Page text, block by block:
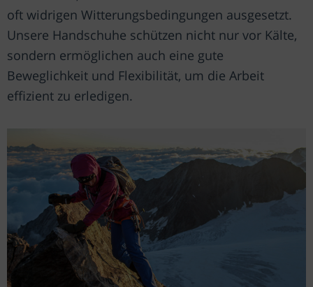
oft widrigen Witterungsbedingungen ausgesetzt.
Unsere Handschuhe schützen nicht nur vor Kälte,
sondern ermöglichen auch eine gute
Beweglichkeit und Flexibilität, um die Arbeit
effizient zu erledigen.